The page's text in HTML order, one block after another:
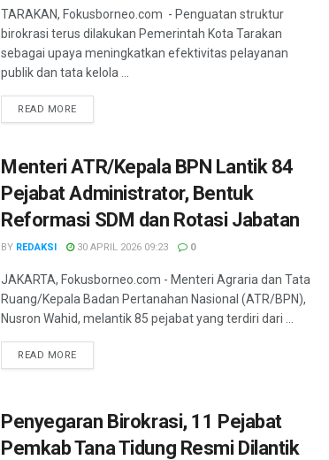
TARAKAN, Fokusborneo.com - Penguatan struktur
birokrasi terus dilakukan Pemerintah Kota Tarakan
sebagai upaya meningkatkan efektivitas pelayanan
publik dan tata kelola ...
READ MOREDETAILS
Menteri ATR/Kepala BPN Lantik 84
Pejabat Administrator, Bentuk
Reformasi SDM dan Rotasi Jabatan
BY REDAKSI 30 APRIL 2026 09:23 0
JAKARTA, Fokusborneo.com - Menteri Agraria dan Tata
Ruang/Kepala Badan Pertanahan Nasional (ATR/BPN),
Nusron Wahid, melantik 85 pejabat yang terdiri dari ...
READ MOREDETAILS
Penyegaran Birokrasi, 11 Pejabat
Pemkab Tana Tidung Resmi Dilantik